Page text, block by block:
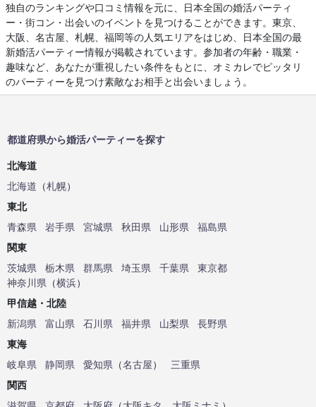
独自のランキングや口コミ情報を元に、日本全国の婚活パーティ
ー・街コン・出会いのイベントを見つけることができます。東京、
大阪、名古屋、札幌、福岡等の人気エリアをはじめ、日本全国の最
新婚活パーティー情報が掲載されています。参加者の年齢・職業・
趣味など、あなたが重視したい条件をもとに、オミカレでピッタリ
のパーティーを見つけ素敵なお相手と出会いましょう。
都道府県から婚活パーティーを探す
北海道
北海道 （札幌）
東北
青森県
岩手県 宮城県 秋田県 山形県
福島県
関東
茨城県
栃木県 群馬県 埼玉県 千葉県
東京都
神奈川県 （横浜）
甲信越・北陸
新潟県
富山県 石川県 福井県 山梨県
長野県
東海
岐阜県
静岡県 愛知県 （名古屋）
三重県
関西